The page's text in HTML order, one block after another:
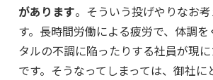
があります。そういう投げやりなお
す。長時間労働による疲労で、体調
タルの不調に陥ったりする社員が現
です。そうなってしまっては、御社に